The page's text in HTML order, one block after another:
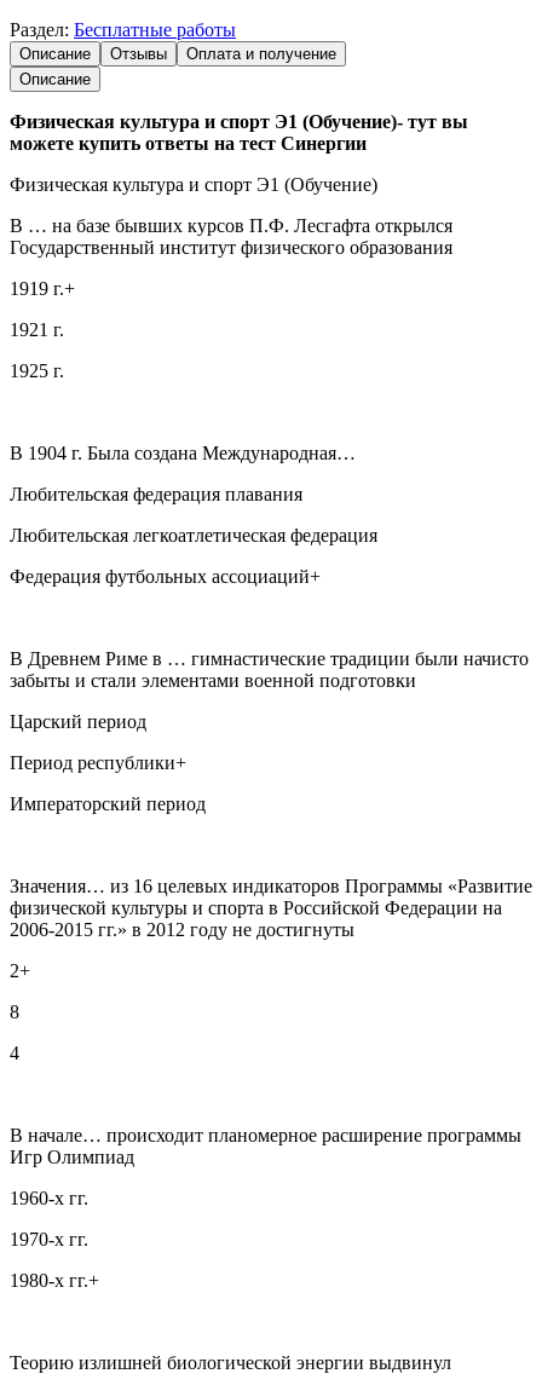
Раздел: Бесплатные работы
Описание Отзывы
Оплата и получение
Описание
Физическая культура и спорт Э1 (Обучение)- тут вы
можете купить ответы на тест Синергии
Физическая культура и спорт Э1 (Обучение)
В … на базе бывших курсов П.Ф. Лесгафта открылся
Государственный институт физического образования
1919 г.+
1921 г.
1925 г.
В 1904 г. Была создана Международная…
Любительская федерация плавания
Любительская легкоатлетическая федерация
Федерация футбольных ассоциаций+
В Древнем Риме в … гимнастические традиции были начисто
забыты и стали элементами военной подготовки
Царский период
Период республики+
Императорский период
Значения… из 16 целевых индикаторов Программы «Развитие
физической культуры и спорта в Российской Федерации на
2006-2015 гг.» в 2012 году не достигнуты
2+
8
4
В начале… происходит планомерное расширение программы
Игр Олимпиад
1960-х гг.
1970-х гг.
1980-х гг.+
Теорию излишней биологической энергии выдвинул